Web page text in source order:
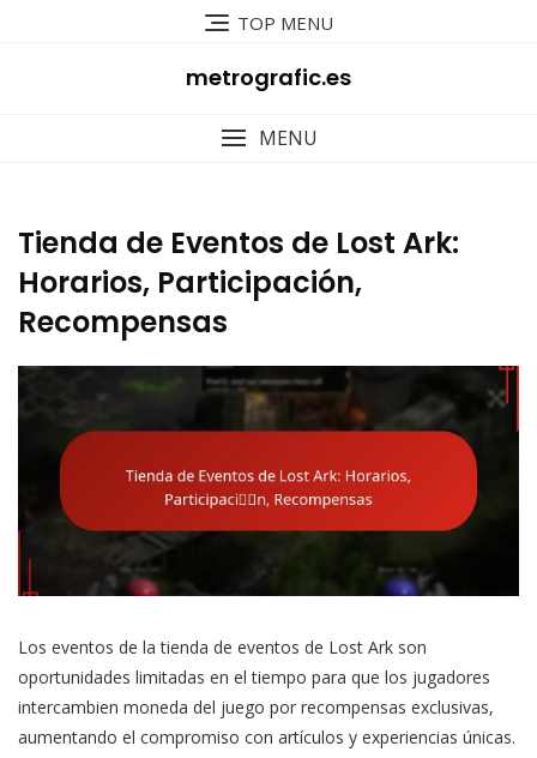
TOP MENU
metrografic.es
MENU
Tienda de Eventos de Lost Ark:
Horarios, Participación,
Recompensas
Los eventos de la tienda de eventos de Lost Ark son
oportunidades limitadas en el tiempo para que los jugadores
intercambien moneda del juego por recompensas exclusivas,
aumentando el compromiso con artículos y experiencias únicas.